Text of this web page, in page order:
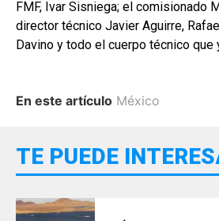
FMF, Ivar Sisniega; el comisionado
director técnico Javier Aguirre,
Davino y todo el cuerpo técnico que
En este artículo México
TE PUEDE